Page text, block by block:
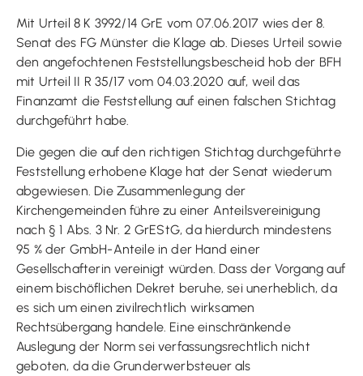
Mit Urteil 8 K 3992/14 GrE vom 07.06.2017 wies der 8.
Senat des FG Münster die Klage ab. Dieses Urteil sowie
den angefochtenen Feststellungsbescheid hob der BFH
mit Urteil II R 35/17 vom 04.03.2020 auf, weil das
Finanzamt die Feststellung auf einen falschen Stichtag
durchgeführt habe.
Die gegen die auf den richtigen Stichtag durchgeführte
Feststellung erhobene Klage hat der Senat wiederum
abgewiesen. Die Zusammenlegung der
Kirchengemeinden führe zu einer Anteilsvereinigung
nach § 1 Abs. 3 Nr. 2 GrEStG, da hierdurch mindestens
95 % der GmbH-Anteile in der Hand einer
Gesellschafterin vereinigt würden. Dass der Vorgang auf
einem bischöflichen Dekret beruhe, sei unerheblich, da
es sich um einen zivilrechtlich wirksamen
Rechtsübergang handele. Eine einschränkende
Auslegung der Norm sei verfassungsrechtlich nicht
geboten, da die Grunderwerbsteuer als